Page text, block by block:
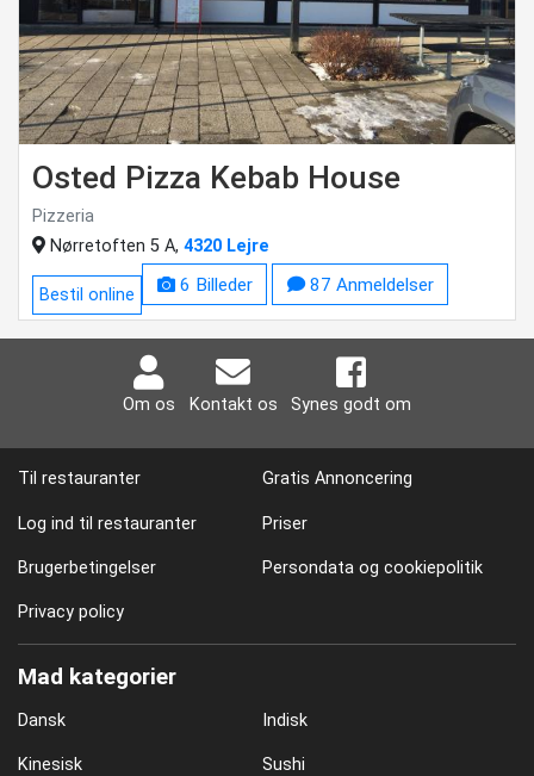
Osted Pizza Kebab House
Pizzeria
Nørretoften 5 A,4320 Lejre
6 Billeder 87 Anmeldelser
Bestil online
Om os Kontakt os Synes godt om
Til restauranter Gratis Annoncering
Log ind til restauranter Priser
Brugerbetingelser Persondata og cookiepolitik
Privacy policy
Mad kategorier
Dansk Indisk
Kinesisk Sushi